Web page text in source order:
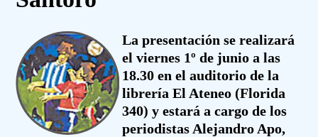
La presentación se realizará
el viernes 1º de junio a las
18.30 en el auditorio de la
librería El Ateneo (Florida
340) y estará a cargo de los
periodistas Alejandro Apo,